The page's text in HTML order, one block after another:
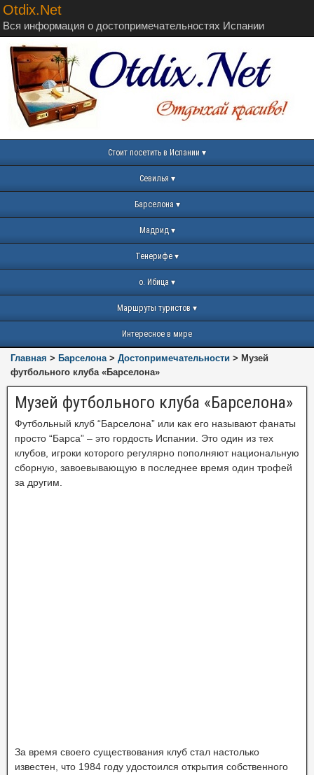
Otdix.Net
Вся информация о достопримечательностях Испании
Стоит посетить в Испании
Севилья
Барселона
Мадрид
Тенерифе
о. Ибица
Маршруты туристов
Интересное в мире
Главная > Барселона> Достопримечательности > Музей
футбольного клуба «Барселона»
Музей футбольного клуба «Барселона»
Футбольный клуб “Барселона” или как его называют фанаты
просто “Барса” – это гордость Испании. Это один из тех
клубов, игроки которого регулярно пополняют национальную
сборную, завоевывающую в последнее время один трофей
за другим.
За время своего существования клуб стал настолько
известен, что 1984 году удостоился открытия собственного